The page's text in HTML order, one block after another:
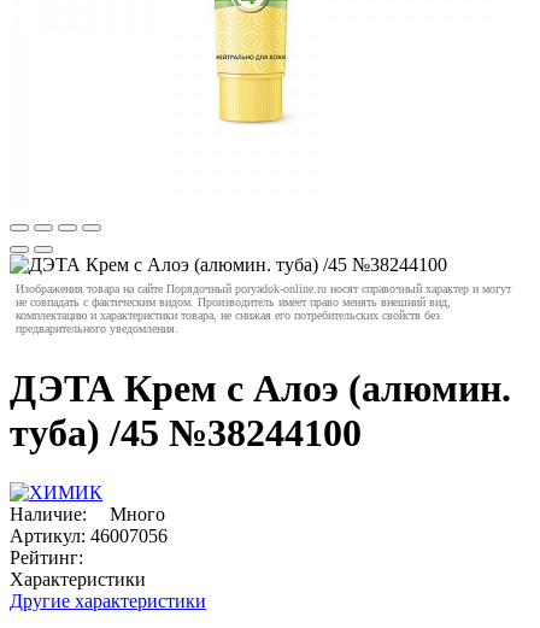
Изображения товара на сайте Порядочный poryadok-online.ru носят справочный характер и могут
не совпадать с фактическим видом. Производитель имеет право менять внешний вид,
комплектацию и характеристики товара, не снижая его потребительских свойств без
предварительного уведомления.
ДЭТА Крем с Алоэ (алюмин.
туба) /45 №38244100
Наличие:
Много
Артикул: 46007056
Рейтинг:
Характеристики
Другие характеристики